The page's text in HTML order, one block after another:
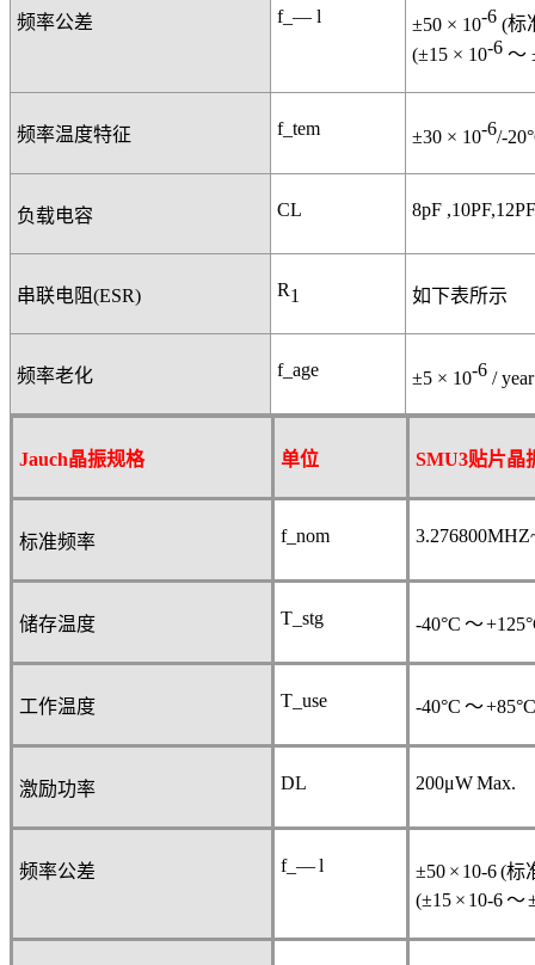
频率公差 f_— l ±50 × 10-6 (标
(±15 × 10-6 ～
频率温度特征 f_tem ±30 × 10-6/-
负载电容 CL 8pF
串联电阻(ESR) R1 如下表所示
频率老化 f_age ±5 × 10-6 /
Jauch晶振规格 单位 SMU3贴片晶
标准频率 f_nom
储存温度 T_stg -40°C ～
工作温度 T_use -40°C ～+85°C
激励功率 DL 200μW Max.
频率公差 f_— l ±50 × 10-6(标
(±15 × 10-6～